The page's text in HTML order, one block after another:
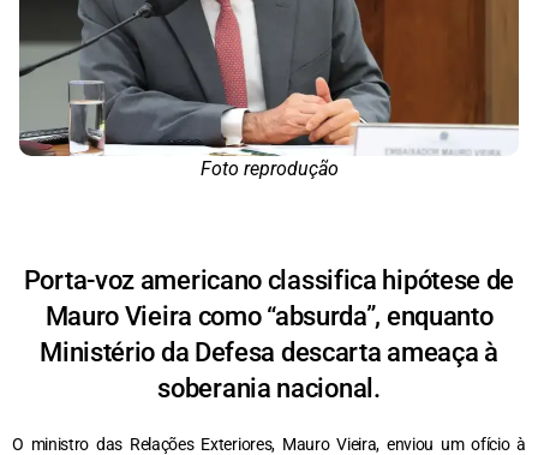
Foto reprodução
Porta-voz americano classifica hipótese de
Mauro Vieira como “absurda”, enquanto
Ministério da Defesa descarta ameaça à
soberania nacional.
O ministro das Relações Exteriores, Mauro Vieira, enviou um ofício à